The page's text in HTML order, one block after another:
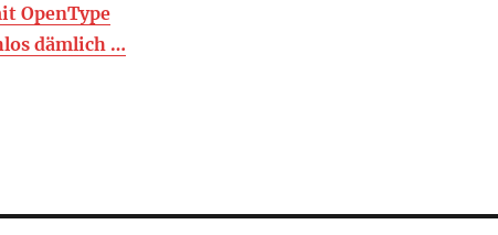
OpenType
dämlich …